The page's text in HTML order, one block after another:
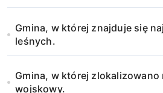
Gmina, w której znajduje się
leśnych.
Gmina, w której
wojskowy.